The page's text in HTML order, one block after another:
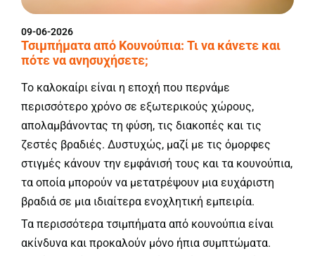
09-06-2026
Τσιμπήματα από Κουνούπια: Τι να κάνετε και
πότε να ανησυχήσετε;
Το καλοκαίρι είναι η εποχή που περνάμε
περισσότερο χρόνο σε εξωτερικούς χώρους,
απολαμβάνοντας τη φύση, τις διακοπές και τις
ζεστές βραδιές. Δυστυχώς, μαζί με τις όμορφες
στιγμές κάνουν την εμφάνισή τους και τα κουνούπια,
τα οποία μπορούν να μετατρέψουν μια ευχάριστη
βραδιά σε μια ιδιαίτερα ενοχλητική εμπειρία.
Τα περισσότερα τσιμπήματα από κουνούπια είναι
ακίνδυνα και προκαλούν μόνο ήπια συμπτώματα.